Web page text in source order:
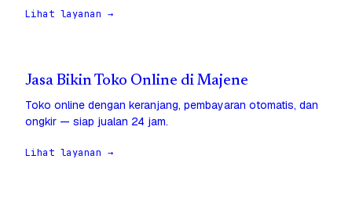
Lihat layanan →
Jasa Bikin Toko Online di Majene
Toko online dengan keranjang, pembayaran otomatis, dan
ongkir — siap jualan 24 jam.
Lihat layanan →